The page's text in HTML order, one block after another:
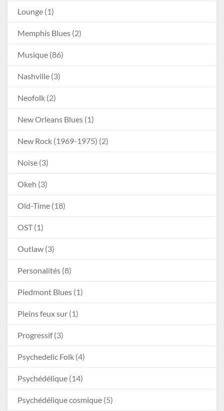
Lounge (1)
Memphis Blues (2)
Musique (86)
Nashville (3)
Neofolk (2)
New Orleans Blues (1)
New Rock (1969-1975) (2)
Noise (3)
Okeh (3)
Old-Time (18)
OST(1)
Outlaw (3)
Personalités (8)
Piedmont Blues (1)
Pleins feux sur (1)
Progressif(3)
Psychedelic Folk (4)
Psychédélique (14)
Psychédélique cosmique (5)